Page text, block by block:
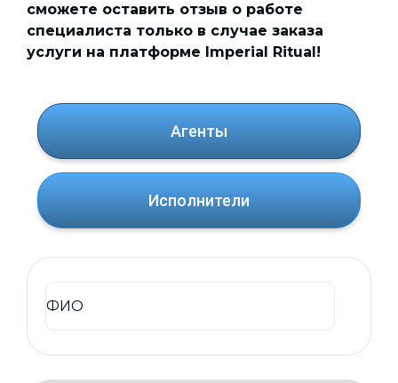
сможете оставить отзыв о работе
специалиста только в случае заказа
услуги на платформе Imperial Ritual!
Агенты
Исполнители